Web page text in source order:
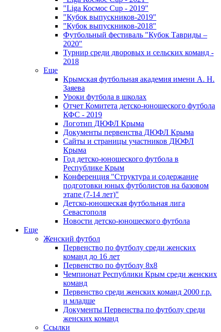
"Liga Космос Cup - 2019"
"Кубок выпускников-2019"
"Кубок выпускников-2018"
Футбольный фестиваль "Кубок Тавриды –
2020"
Турнир среди дворовых и сельских команд -
2018
Еще
Крымская футбольная академия имени А. Н.
Заяева
Уроки футбола в школах
Отчет Комитета детско-юношеского футбола
КФС - 2019
Логотип ДЮФЛ Крыма
Документы первенства ДЮФЛ Крыма
Сайты и страницы участников ДЮФЛ
Крыма
Год детско-юношеского футбола в
Республике Крым
Конференция "Структура и содержание
подготовки юных футболистов на базовом
этапе (7-14 лет)"
Детско-юношеская футбольная лига
Севастополя
Новости детско-юношеского футбола
Еще
Женский футбол
Первенство по футболу среди женских
команд до 16 лет
Первенство по футболу 8х8
Чемпионат Республики Крым среди женских
команд
Первенство среди женских команд 2000 г.р.
и младше
Документы Первенства по футболу среди
женских команд
Ссылки